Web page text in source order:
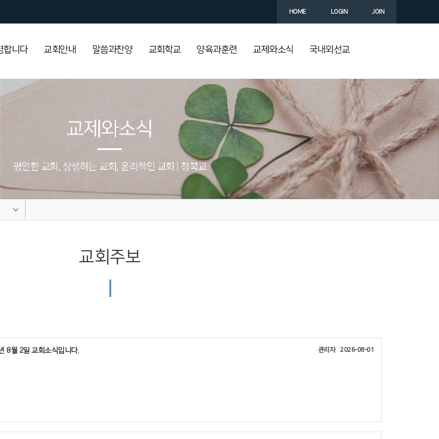
JOIN
LOGIN
HOME
합니다 교회안내 말씀과찬양 교회학교 양육과훈련 교제와소식 국내외선교
교제와소식
안한 교회, 상생하는 교회, 윤리적인 교회 | 청북교회입니다 !
교회주보
8월 2일 교회소식입니다. 2026-08-01
관리자